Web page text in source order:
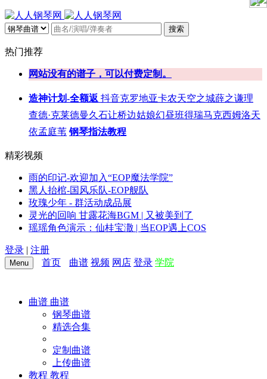
搜索
热门推荐
网站没有的谱子，可以付费定制。
造神计划-全额返 抖音克罗地亚卡农天空之城薛之谦理
查德·克莱德曼久石让桥边姑娘幻昼班得瑞马克西姆洛天
依孟庭苇 钢琴指法教程
精彩视频
雨的印记-欢迎加入“EOP魔法学院”
黑人抬棺-国风乐队-EOP舰队
玫瑰少年 - 群活动成品展
灵光的回响 甘露花海BGM | 又被美到了
瑶瑶角色演示：仙桂宝潵 | 当EOP遇上COS
登录 | 注册
Menu 首页 曲谱 视频 网店 登录 学院
曲谱 曲谱
钢琴曲谱
精选合集
定制曲谱
上传曲谱
教程 教程